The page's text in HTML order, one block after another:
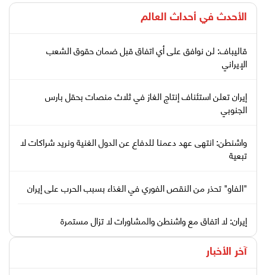
الأحدث في أحداث العالم
قاليباف: لن نوافق على أي اتفاق قبل ضمان حقوق الشعب
الإيراني
إيران تعلن استئناف إنتاج الغاز في ثلاث منصات بحقل بارس
الجنوبي
واشنطن: انتهى عهد دعمنا للدفاع عن الدول الغنية ونريد شراكات لا
تبعية
"الفاو" تحذر من النقص الفوري في الغذاء بسبب الحرب على إيران
إيران: لا اتفاق مع واشنطن والمشاورات لا تزال مستمرة
آخر الأخبار